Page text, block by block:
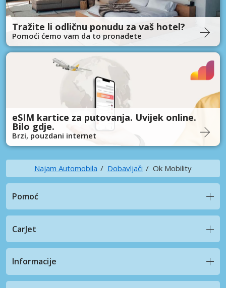
Tražite li odličnu ponudu za vaš hotel?
Pomoći ćemo vam da to pronađete
eSIM kartice za putovanja. Uvijek online.
Bilo gdje.
Brzi, pouzdani internet
Najam Automobila Dobavljači Ok Mobility
Pomoć
CarJet
Informacije